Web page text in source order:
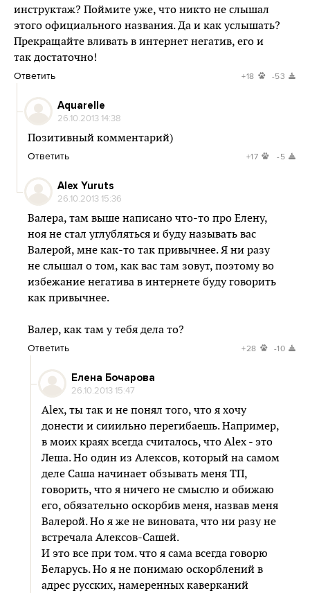
инструктаж? Поймите уже, что никто не слышал
этого официального названия. Да и как услышать?
Прекращайте вливать в интернет негатив, его и
так достаточно!
Ответить +18 -53
Aquarelle
26.10.2013 14:38
Позитивный комментарий)
Ответить +17 -5
Alex Yuruts
26.10.2013 15:36
Валера, там выше написано что-то про Елену,
ноя не стал углубляться и буду называть вас
Валерой, мне как-то так привычнее. Я ни разу
не слышал о том, как вас там зовут, поэтому во
избежание негатива в интернете буду говорить
как привычнее.
Валер, как там у тебя дела то?
Ответить +28 -10
Елена Бочарова
26.10.2013 15:47
Alex, ты так и не понял того, что я хочу
донести и сииильно перегибаешь. Например,
в моих краях всегда считалось, что Alex - это
Леша. Но один из Алексов, который на самом
деле Саша начинает обзывать меня ТП,
говорить, что я ничего не смыслю и обижаю
его, обязательно оскорбив меня, назвав меня
Валерой. Но я же не виновата, что ни разу не
встречала Алексов-Сашей.
И это все при том. что я сама всегда говорю
Беларусь. Но я не понимаю оскорблений в
адрес русских, намеренных каверканий